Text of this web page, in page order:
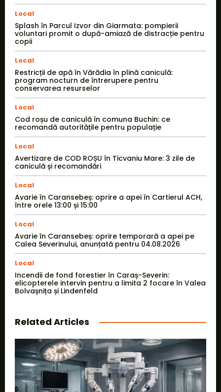
Local
Splash în Parcul Izvor din Giarmata: pompierii
voluntari promit o după-amiază de distracție pentru
copii
Local
Restricții de apă în Vărădia în plină caniculă:
program nocturn de întrerupere pentru
conservarea resurselor
Local
Cod roșu de caniculă în comuna Buchin: ce
recomandă autoritățile pentru populație
Local
Avertizare de COD ROȘU în Ticvaniu Mare: 3 zile de
caniculă și recomandări
Local
Avarie în Caransebeș: oprire a apei în Cartierul ACH,
între orele 13:00 și 15:00
Local
Avarie în Caransebeș: oprire temporară a apei pe
Calea Severinului, anunțată pentru 04.08.2026
Local
Incendii de fond forestier în Caraș-Severin:
elicopterele intervin pentru a limita 2 focare în Valea
Bolvașnița și Lindenfeld
Related Articles